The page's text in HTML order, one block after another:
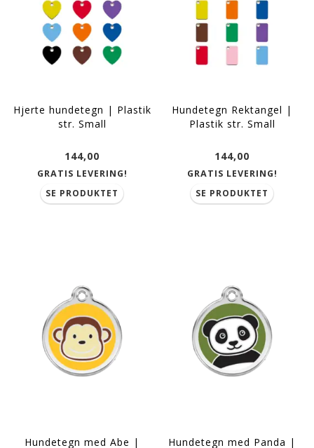
Hjerte hundetegn | Plastik
str. Small
144,00
GRATIS LEVERING!
SE PRODUKTET
Hundetegn Rektangel |
Plastik str. Small
144,00
GRATIS LEVERING!
SE PRODUKTET
Hundetegn med Abe |
Hundetegn med Panda |